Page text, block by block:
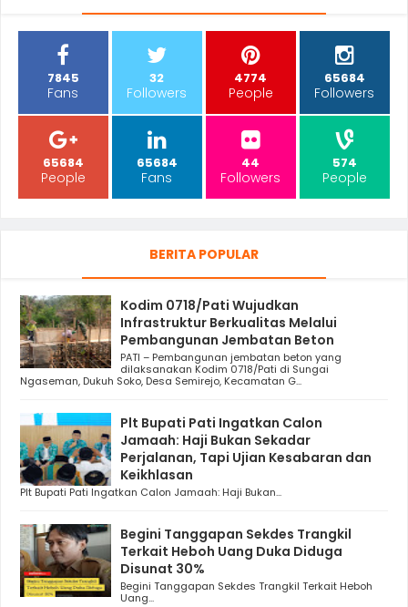
7845
Fans
32
Followers
4774
People
65684
Followers
65684
People
65684
Fans
44
Followers
574
People
BERITA POPULAR
Kodim 0718/Pati Wujudkan
Infrastruktur Berkualitas Melalui
Pembangunan Jembatan Beton
PATI – Pembangunan jembatan beton yang
dilaksanakan Kodim 0718/Pati di Sungai
Ngaseman, Dukuh Soko, Desa Semirejo, Kecamatan G...
Plt Bupati Pati Ingatkan Calon
Jamaah: Haji Bukan Sekadar
Perjalanan, Tapi Ujian Kesabaran dan
Keikhlasan
Plt Bupati Pati Ingatkan Calon Jamaah: Haji Bukan...
Begini Tanggapan Sekdes Trangkil
Terkait Heboh Uang Duka Diduga
Disunat 30%
Begini Tanggapan Sekdes Trangkil Terkait Heboh
Uang...